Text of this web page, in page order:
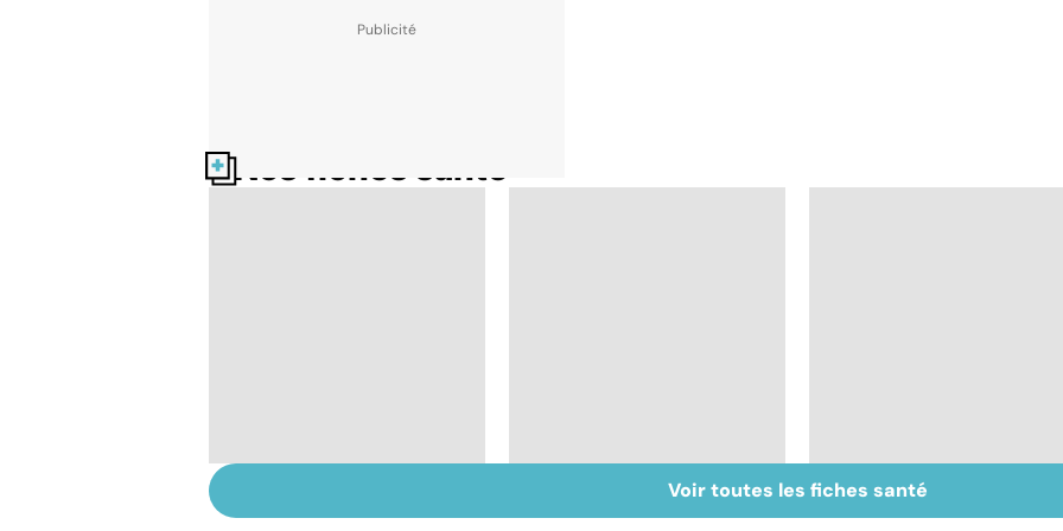
Nos fiches santé
Tout savoir sur les
Inflammation des
Voir toutes les fiches santé